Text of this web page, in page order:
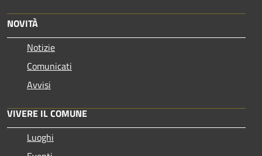
NOVITÀ
Notizie
Comunicati
Avvisi
VIVERE IL COMUNE
Luoghi